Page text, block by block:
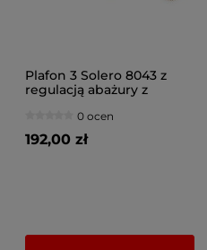
Plafon 3 Solero 8043 z
regulacją abażury z
brązowe, czarne
0 ocen
192,00 zł